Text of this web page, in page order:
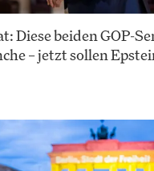
Diese beiden GOP-
– jetzt sollen